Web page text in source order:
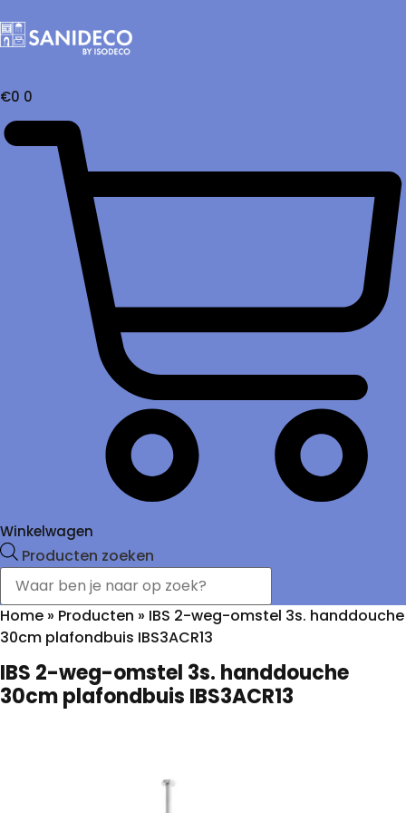
€0 0
Winkelwagen
Producten zoeken
Home » Producten » IBS 2-weg-omstel 3s. handdouche
30cm plafondbuis IBS3ACR13
IBS 2-weg-omstel 3s. handdouche
30cm plafondbuis IBS3ACR13